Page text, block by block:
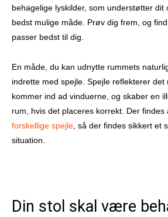
behagelige lyskilder, som understøtter dit
bedst mulige måde. Prøv dig frem, og
passer bedst til dig.
En måde, du kan udnytte rummets
indrette med spejle. Spejle reflekterer det
kommer ind ad vinduerne, og skaber en
rum, hvis det placeres korrekt. Der findes
forskellige spejle, så der findes sikkert et
situation.
Din stol skal være